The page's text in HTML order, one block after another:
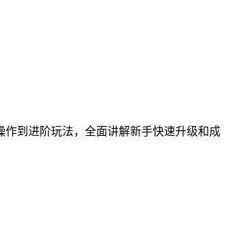
到进阶玩法，全面讲解新手快速升级和成